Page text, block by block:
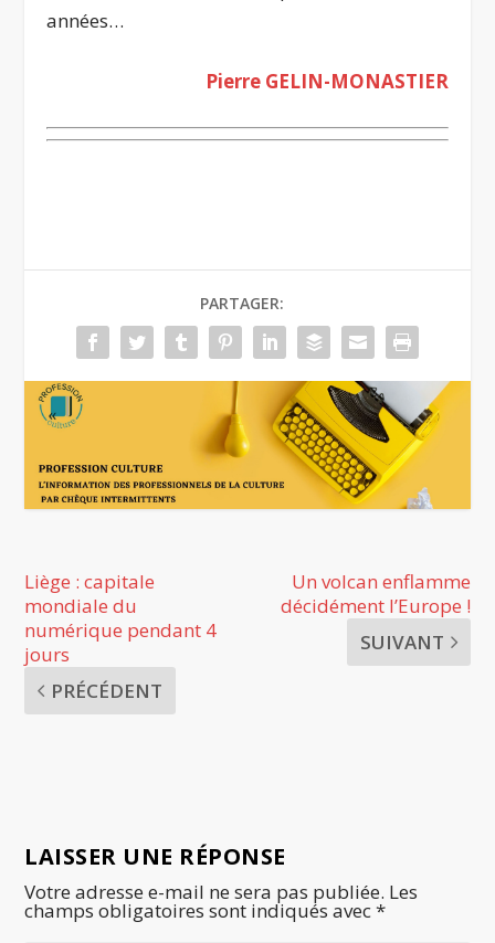
années…
Pierre GELIN-MONASTIER
PARTAGER:
Liège : capitale
mondiale du
numérique pendant 4
jours
PRÉCÉDENT
Un volcan enflamme
décidément l’Europe !
SUIVANT
LAISSER UNE RÉPONSE
Votre adresse e-mail ne sera pas publiée. Les
champs obligatoires sont indiqués avec*